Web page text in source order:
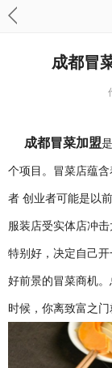
成都冒
成都冒菜加盟
个项目。冒菜店蕴
者 创业者可能是以
服装店受实体店冲
特别好，决定自己
好前景的冒菜商机
时候，你离致富之门